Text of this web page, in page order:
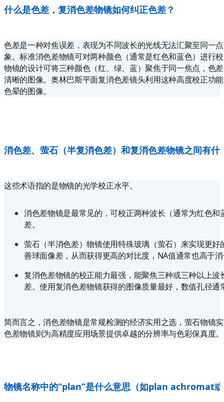
什么是色差，复消色差物镜如何纠正色差？
色差是一种对焦误差，表现为不同波长的光线无法汇聚至同一
象。标准消色差物镜可对两种颜色（通常是红色和蓝色）进行
物镜的设计可将三种颜色（红、绿、蓝）聚焦于同一焦点，色
清晰的图像。奥林巴斯平面复消色差镜头利用这种高度校正功
色晕的图像。
消色差、萤石（半复消色差）和复消色差物镜之间有什
这些术语指的是物镜的光学校正水平。
消色差物镜是最常见的，可校正两种波长（通常为红色
差。
萤石（半消色差）物镜使用特殊玻璃（萤石）来实现更
善球面像差，从而获得更高的对比度，NA值通常也高于
复消色差物镜的校正能力最强，能聚焦三种或三种以上
差。使用复消色差物镜获得的图像质量最好，数值孔径通
简而言之，消色差物镜是常规检测的经济实用之选，萤石物镜
色差物镜则为高精度应用场景提供卓越的分辨率与色彩保真度。
物镜名称中的“plan”是什么意思（如plan achromat